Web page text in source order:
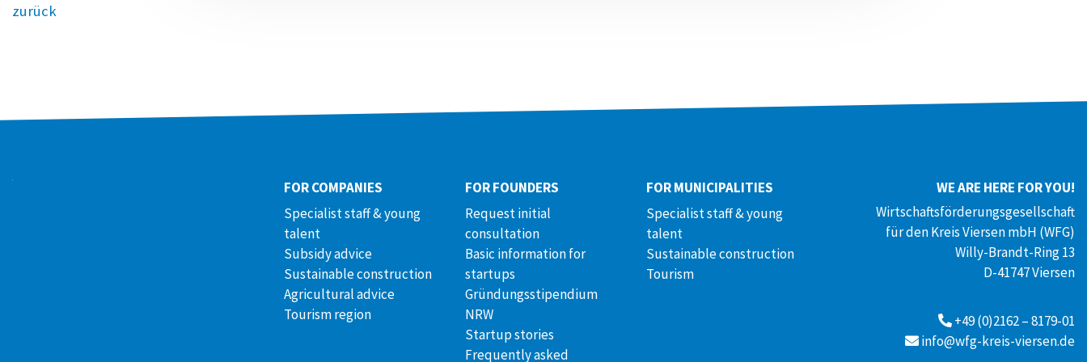
zurück
FOR COMPANIES
Specialist staff & young
talent
Subsidy advice
Sustainable construction
Agricultural advice
Tourism region
FOR FOUNDERS
Request initial
consultation
Basic information for
startups
Gründungsstipendium
NRW
Startup stories
Frequently asked
FOR MUNICIPALITIES
Specialist staff & young
talent
Sustainable construction
Tourism
WE ARE HERE FOR YOU!
Wirtschaftsförderungsgesellschaft
für den Kreis Viersen mbH (WFG)
Willy-Brandt-Ring 13
D-41747 Viersen
+49 (0)2162 – 8179-01
info@wfg-kreis-viersen.de